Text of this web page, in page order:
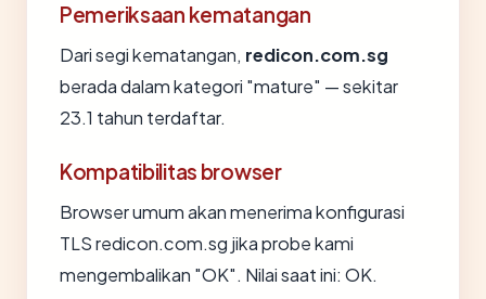
Pemeriksaan kematangan
Dari segi kematangan, redicon.com.sg
berada dalam kategori "mature" — sekitar
23.1 tahun terdaftar.
Kompatibilitas browser
Browser umum akan menerima konfigurasi
TLS redicon.com.sg jika probe kami
mengembalikan "OK". Nilai saat ini: OK.